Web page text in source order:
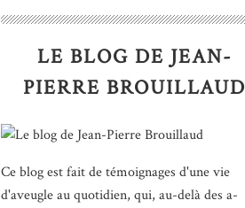
LE BLOG DE JEAN-
PIERRE BROUILLAUD
Ce blog est fait de témoignages d'une vie
d'aveugle au quotidien, qui, au-delà des a-